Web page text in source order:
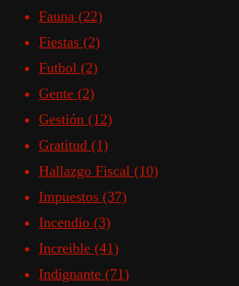
Fauna (22)
Fiestas (2)
Futbol (2)
Gente (2)
Gestión (12)
Gratitud (1)
Hallazgo Fiscal (10)
Impuestos (37)
Incendio (3)
Increible (41)
Indignante (71)